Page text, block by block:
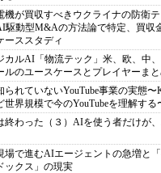
機が買収すべきウクライナの防衛
駆動型M&Aの方法論で特定、買収
ーススタディ
カルAI「物流テック」米、欧、中
ルのユースケースとプレイヤーま
られていないYouTube事業の実態〜
世界規模で今のYouTubeを理解する
終わった（３）AIを使う者だけが
場で進むAIエージェントの急増と
ックス」の現実